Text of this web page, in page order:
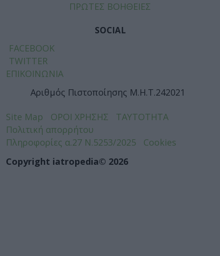
ΠΡΩΤΕΣ ΒΟΗΘΕΙΕΣ
SOCIAL
FACEBOOK
TWITTER
ΕΠΙΚΟΙΝΩΝΙΑ
Αριθμός Πιστοποίησης Μ.Η.Τ.242021
Site Map ΟΡΟΙ ΧΡΗΣΗΣ
ΤΑΥΤΟΤΗΤΑ
Πολιτική απορρήτου
Πληροφορίες α.27 Ν.5253/2025
Cookies
Copyright iatropedia© 2026